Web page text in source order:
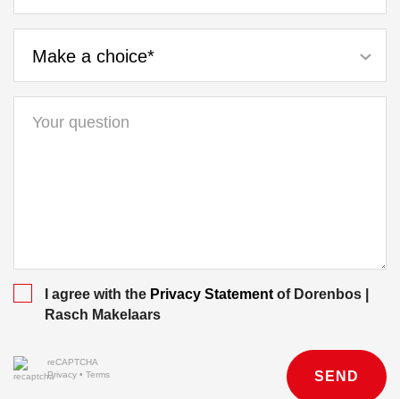
Make a choice*
I agree with the Privacy Statement of Dorenbos |
Rasch Makelaars
reCAPTCHA
Privacy • Terms SEND